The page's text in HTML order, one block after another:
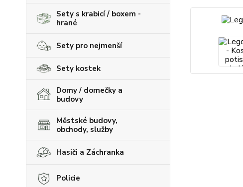
Sety s krabicí / boxem -
hrané
Sety pro nejmenší
Sety kostek
Domy / domečky a
budovy
Městské budovy,
obchody, služby
Hasiči a Záchranka
Policie